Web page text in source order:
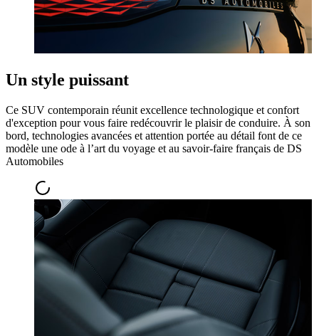
Un style puissant
Ce SUV contemporain réunit excellence technologique et confort
d'exception pour vous faire redécouvrir le plaisir de conduire. À son
bord, technologies avancées et attention portée au détail font de ce
modèle une ode à l’art du voyage et au savoir-faire français de DS
Automobiles